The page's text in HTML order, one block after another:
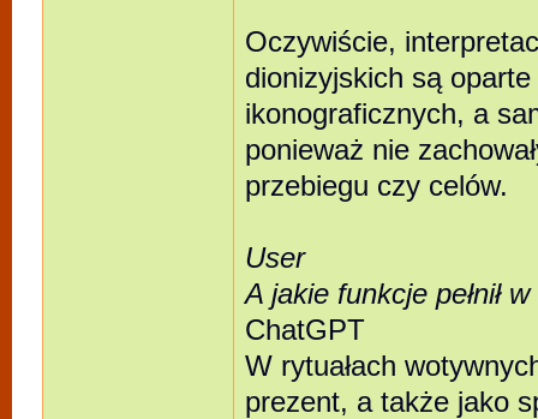
Oczywiście,
dionizyjskich są oparte
ikonograficznych, a
ponieważ nie
przebiegu czy celów.
User
A jakie funkcje pełnił
ChatGPT
W rytuałach
prezent, a także jako